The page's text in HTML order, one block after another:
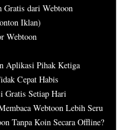
Gratis dari Webtoon
Iklan)
Webtoon
Aplikasi Pihak Ketiga
Cepat Habis
Gratis Setiap Hari
Webtoon Lebih Seru
Tanpa Koin Secara Offline?